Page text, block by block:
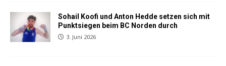
Sohail Koofi und Anton Hedde setzen sich mit
Punktsiegen beim BC Norden durch
3. Juni 2026